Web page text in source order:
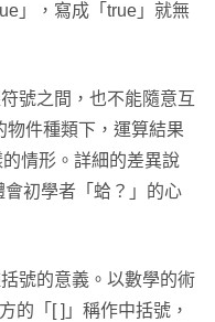
」，寫成「true」就無
號之間，也不能隨意互
件種類下，運算結果
情形。詳細的差異說
初學者「蛤？」的心
號的意義。以數學的術
的「[ ]」稱作中括號，